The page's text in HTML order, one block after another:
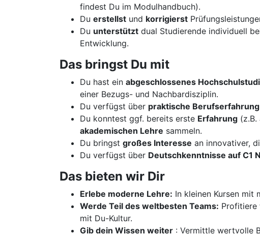
findest Du im Modulhandbuch).
Du erstellst und korrigierst
Du unterstützt dual Studierende individuell
Entwicklung.
Das bringst Du mit
Du hast ein abgeschlossenes
einer Bezugs- und Nachbardisziplin.
Du verfügst über praktische Berufserfahrung
Du konntest ggf. bereits erste Erfahrung
akademischen Lehre sammeln.
Du bringst großes Interesse an innovativer,
Du verfügst über Deutschkenntnisse auf C1
Das bieten wir Dir
Erlebe moderne Lehre: In kleinen Kursen mit
Werde Teil des weltbesten Teams: Profitiere
mit Du-Kultur.
Gib dein Wissen weiter : Vermittle wertvolle